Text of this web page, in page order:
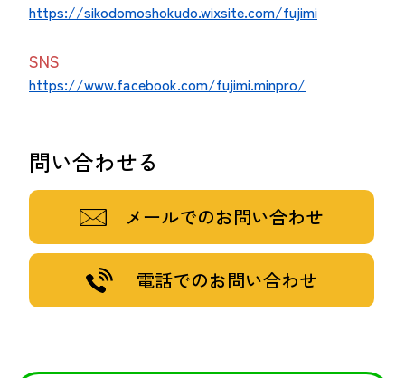
https://sikodomoshokudo.wixsite.com/fujimi
SNS
https://www.facebook.com/fujimi.minpro/
問い合わせる
メールでのお問い合わせ
電話でのお問い合わせ